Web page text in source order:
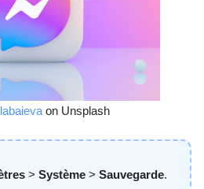
on Unsplash
> Système > Sauvegarde.